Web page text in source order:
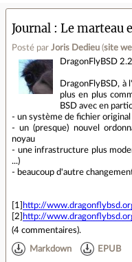
Journal Le marteau
Posté par Joris Dedieu (site
DragonFlyBSD
DragonFlyBSD,
plus en plus
BSD avec en
- un système de fichier
- un (presque) nouvel
noyau
- une infrastructure plus
...)
- beaucoup d'autre
[1]
http://
[2] http://
(4 commentaires).
Markdown EPUB